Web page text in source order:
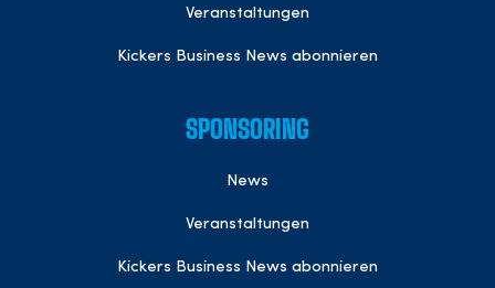
Veranstaltungen
Kickers Business News abonnieren
SPONSORING
News
Veranstaltungen
Kickers Business News abonnieren